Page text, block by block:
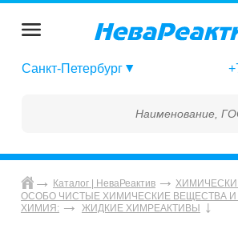
Санкт-Петербург
Наименование,
Каталог | НеваРеактив
ОСОБО ЧИСТЫЕ ХИМИЧЕСКИЕ ВЕЩЕСТВА И
ХИМИЯ:
ЖИДКИЕ ХИМРЕАКТИВЫ